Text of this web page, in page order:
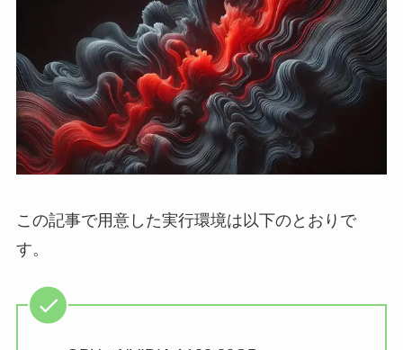
この記事で用意した実行環境は以下のとおりで
す。